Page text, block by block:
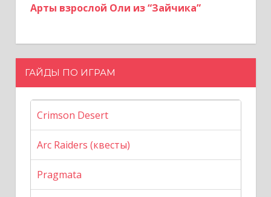
Арты взрослой Оли из “Зайчика”
ГАЙДЫ ПО ИГРАМ
Crimson Desert
Arc Raiders (квесты)
Pragmata